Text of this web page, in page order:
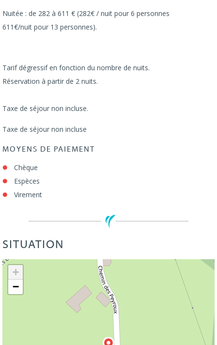
Nuitée : de 282 à 611 € (282€ / nuit pour 6 personnes
611€/nuit pour 13 personnes).
Tarif dégressif en fonction du nombre de nuits.
Réservation à partir de 2 nuits.
Taxe de séjour non incluse.
Taxe de séjour non incluse
MOYENS DE PAIEMENT
Chèque
Espèces
Virement
SITUATION
+
−